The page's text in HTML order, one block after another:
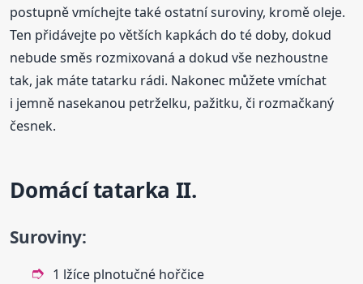
postupně vmíchejte také ostatní suroviny, kromě oleje.
Ten přidávejte po větších kapkách do té doby, dokud
nebude směs rozmixovaná a dokud vše nezhoustne
tak, jak máte tatarku rádi. Nakonec můžete vmíchat
i jemně nasekanou petrželku, pažitku, či rozmačkaný
česnek.
Domácí tatarka II.
Suroviny:
1 lžíce plnotučné hořčice